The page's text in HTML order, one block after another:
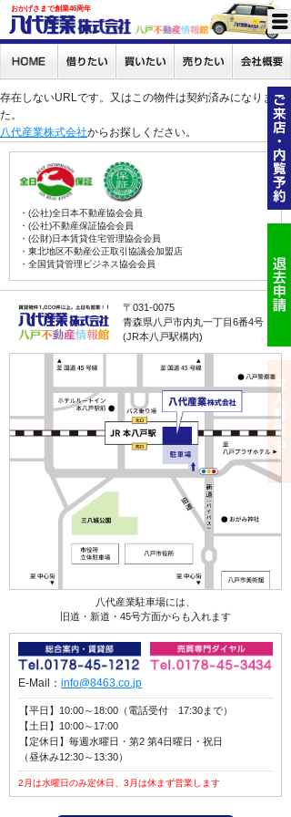
おかげさまで創業46周年
存在しないURLです。又はこの物件は契約済みになりまし
た。
八代産業株式会社からお探しください。
・(公社)全日本不動産協会会員
・(公社)不動産保証協会会員
・(公財)日本賃貸住宅管理協会会員
・東北地区不動産公正取引協議会加盟店
・全国賃貸管理ビジネス協会会員
〒031-0075
青森県八戸市内丸一丁目6番4号
(JR本八戸駅構内)
八代産業駐車場には、
旧道・新道・45号方面からも入れます
E-Mail： info@8463.co.jp
【平日】10:00～18:00（電話受付 17:30まで）
【土日】10:00～17:00
【定休日】毎週水曜日・第2 第4日曜日・祝日
（昼休み12:30～13:30）
2月は水曜日のみ定休日、3月は休まず営業します